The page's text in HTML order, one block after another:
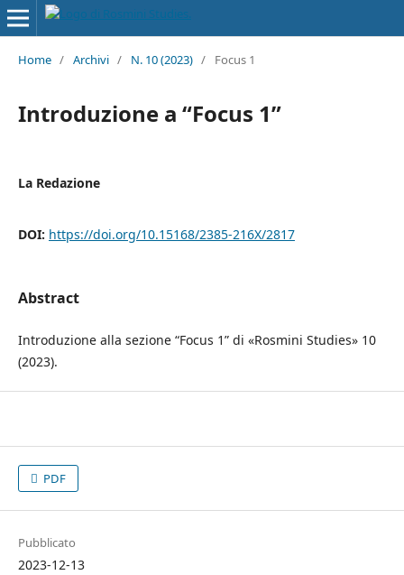
Home / Archivi / N. 10 (2023) / Focus 1
Introduzione a “Focus 1”
La Redazione
DOI: https://doi.org/10.15168/2385-216X/2817
Abstract
Introduzione alla sezione “Focus 1” di «Rosmini Studies» 10
(2023).
PDF
Pubblicato
2023-12-13